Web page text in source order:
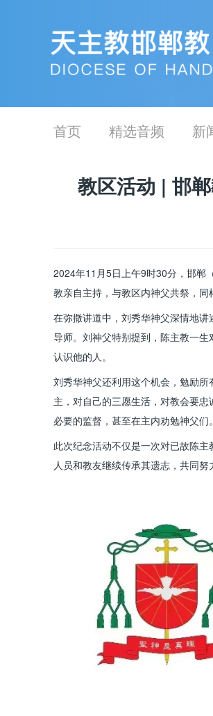
首页 精选音频 新
教区活动 | 邯
2024年11月5日上午9时30分，邯郸
教亲自主持，与教区内神父共祭，同
在弥撒讲道中，刘秀华神父深情地
导师。刘神父特别提到，陈主教一
认识他的人。
刘秀华神父还利用这个机会，勉励
主，对自己的三愿生活，对教会要
必要的监督，甚至在主内劝勉神父们
此次纪念活动不仅是一次对已故陈
人员和教友继续传承其遗志，共同努